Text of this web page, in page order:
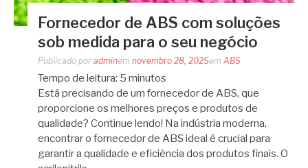
Fornecedor de ABS com soluções
sob medida para o seu negócio
Publicado por adminem novembro 28, 2025em ABS
Tempo de leitura: 5 minutos
Está precisando de um fornecedor de ABS, que
proporcione os melhores preços e produtos de
qualidade? Continue lendo! Na indústria moderna,
encontrar o fornecedor de ABS ideal é crucial para
garantir a qualidade e eficiência dos produtos finais. O